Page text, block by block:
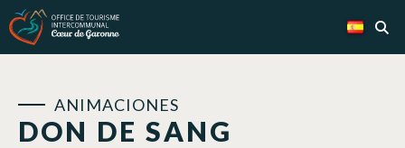
DON DE SANG
ANIMACIONES
Panel de gestión de cookies